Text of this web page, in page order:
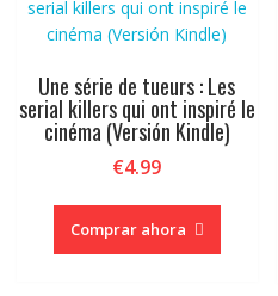
Une série de tueurs : Les
serial killers qui ont inspiré le
cinéma (Versión Kindle)
€4.99
Comprar ahora